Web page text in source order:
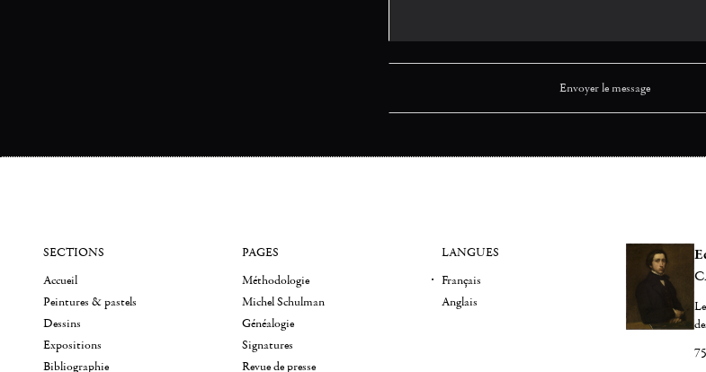
SECTIONS
Accueil
Peintures & pastels
Dessins
Expositions
Bibliographie
PAGES
Méthodologie
Michel Schulman
Généalogie
Signatures
Revue de presse
LANGUES
Français
Anglais